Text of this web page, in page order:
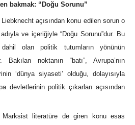
bakmak: “Doğu Sorunu”
açısından konu edilen sorun o
ve içeriğiyle “Doğu Sorunu”dur. Bu
olan politik tutumların yönünün
Bakılan noktanın “batı”, Avrupa’nın
‘dünya siyaseti’ olduğu, dolayısıyla
devletlerinin politik çıkarları açısından
Marksist literatüre de giren konu esas